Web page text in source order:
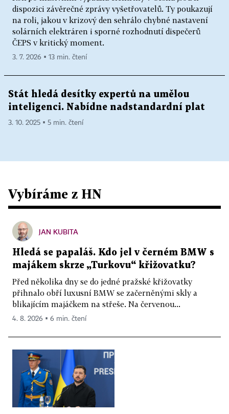
dispozici závěrečné zprávy vyšetřovatelů. Ty poukazují
na roli, jakou v krizový den sehrálo chybné nastavení
solárních elektráren i sporné rozhodnutí dispečerů
ČEPS v kritický moment.
3. 7. 2026 ▪ 13 min. čtení
Stát hledá desítky expertů na umělou
inteligenci. Nabídne nadstandardní plat
3. 10. 2025 ▪ 5 min. čtení
Vybíráme z HN
JAN KUBITA
Hledá se papaláš. Kdo jel v černém BMW s
majákem skrze „Turkovu“ křižovatku?
Před několika dny se do jedné pražské křižovatky
přihnalo obří luxusní BMW se začerněnými skly a
blikajícím majáčkem na střeše. Na červenou...
4. 8. 2026 ▪ 6 min. čtení